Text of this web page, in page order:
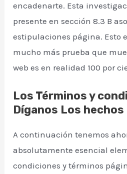
encadenarte. Esta
presente en sección 8.3 B
estipulaciones página. Esto
mucho más prueba que
web es en realidad 100 por
Los Términos y
Díganos Los hechos
A continuación tenemos
absolutamente esencial
condiciones y términos